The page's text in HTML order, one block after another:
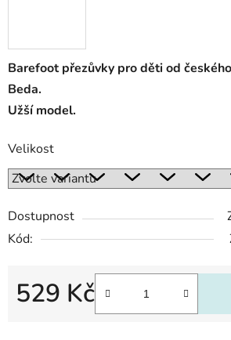
Barefoot přezůvky pro děti od
Beda.
Užší model.
Velikost
Dostupnost
Kód:
529 Kč